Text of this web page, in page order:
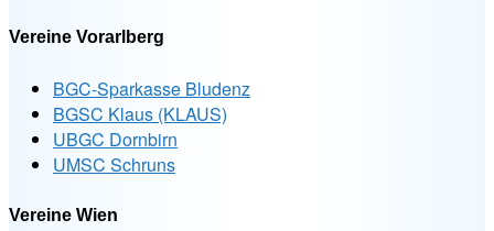
Vereine Vorarlberg
BGC-Sparkasse Bludenz
BGSC Klaus (KLAUS)
UBGC Dornbirn
UMSC Schruns
Vereine Wien